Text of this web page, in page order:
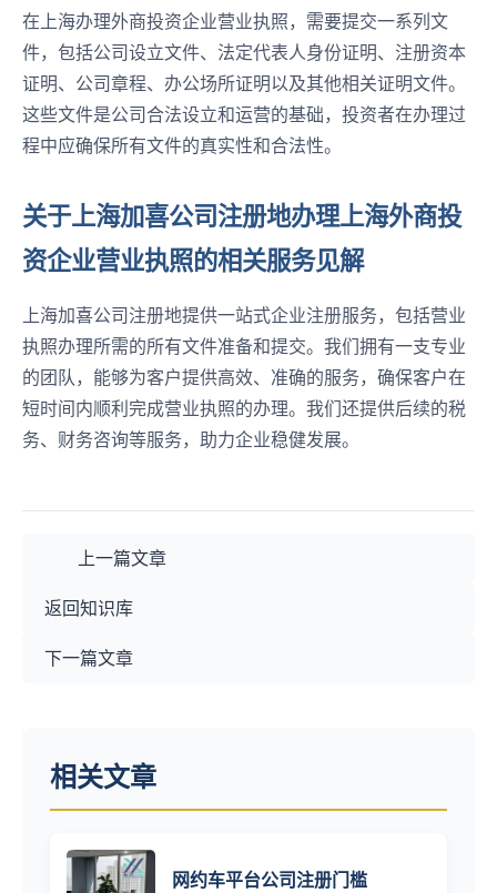
在上海办理外商投资企业营业执照，需要提交一系列文
件，包括公司设立文件、法定代表人身份证明、注册资本
证明、公司章程、办公场所证明以及其他相关证明文件。
这些文件是公司合法设立和运营的基础，投资者在办理过
程中应确保所有文件的真实性和合法性。
关于上海加喜公司注册地办理上海外商投
资企业营业执照的相关服务见解
上海加喜公司注册地提供一站式企业注册服务，包括营业
执照办理所需的所有文件准备和提交。我们拥有一支专业
的团队，能够为客户提供高效、准确的服务，确保客户在
短时间内顺利完成营业执照的办理。我们还提供后续的税
务、财务咨询等服务，助力企业稳健发展。
上一篇文章
返回知识库
下一篇文章
相关文章
网约车平台公司注册门槛